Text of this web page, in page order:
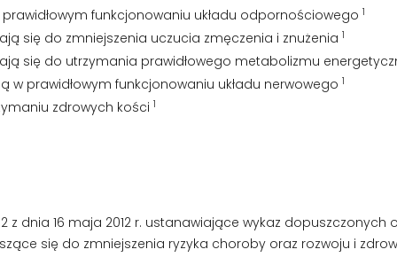
funkcjonowaniu układu odpornościowego 1
się do zmniejszenia uczucia zmęczenia i znużenia 1
się do utrzymania prawidłowego metabolizmu
prawidłowym funkcjonowaniu układu nerwowego 1
zdrowych kości 1
z dnia 16 maja 2012 r. ustanawiające wykaz
się do zmniejszenia ryzyka choroby oraz rozwoju i